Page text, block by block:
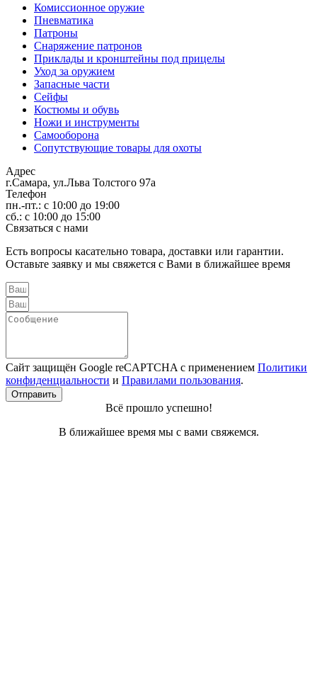
Комиссионное оружие
Пневматика
Патроны
Снаряжение патронов
Приклады и кронштейны под прицелы
Уход за оружием
Запасные части
Сейфы
Костюмы и обувь
Ножи и инструменты
Самооборона
Сопутствующие товары для охоты
Адрес
г.Самара, ул.Льва Толстого 97а
Телефон
пн.-пт.: с 10:00 до 19:00
сб.: с 10:00 до 15:00
Связаться с нами
Есть вопросы касательно товара, доставки или гарантии.
Оставьте заявку и мы свяжется с Вами в ближайшее время
Сайт защищён Google reCAPTCHA с применением Политики
конфиденциальности и Правилами пользования.
Отправить
Всё прошло успешно!
В ближайшее время мы с вами свяжемся.